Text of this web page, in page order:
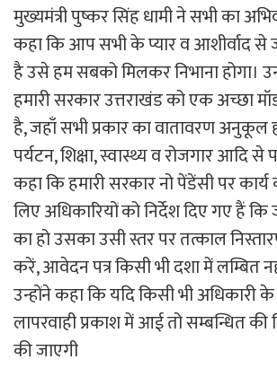
मुख्यमंत्री पुष्कर सिंह धामी ने सभी का
कहा कि आप सभी के प्यार व आशीर्वाद से
है उसे हम सबको मिलकर निभाना होगा।
हमारी सरकार उत्तराखंड को एक अच्छा
है, जहाँ सभी प्रकार का वातावरण अनुकूल
पर्यटन, शिक्षा, स्वास्थ्य व रोजगार आदि से
कहा कि हमारी सरकार नो पेंडेंसी पर
लिए अधिकारियों को निर्देश दिए गए हैं कि
का हो उसका उसी स्तर पर तत्काल
करें, आवेदन पत्र किसी भी दशा में लम्बित
उन्होंने कहा कि यदि किसी भी अधिकारी
लापरवाही प्रकाश में आई तो सम्बन्धित की
की जाएगी